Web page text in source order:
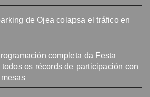
de Ojea colapsa el tráfico en
completa da Festa
os récords de participación con